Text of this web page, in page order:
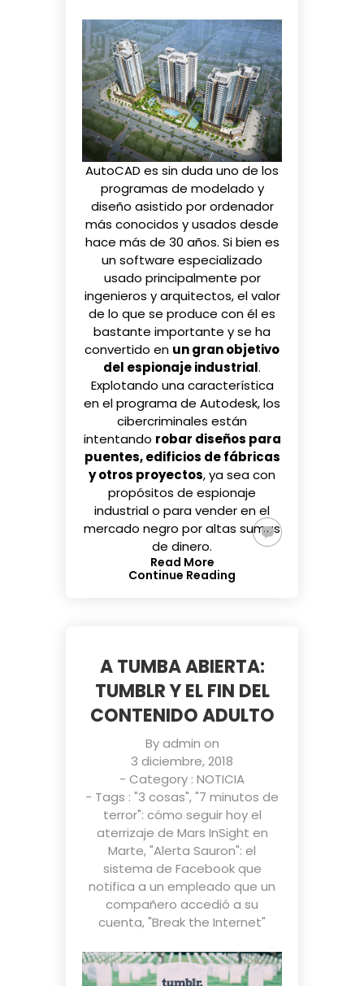
AutoCAD es sin duda uno de los
programas de modelado y
diseño asistido por ordenador
más conocidos y usados desde
hace más de 30 años. Si bien es
un software especializado
usado principalmente por
ingenieros y arquitectos, el valor
de lo que se produce con él es
bastante importante y se ha
convertido en un gran objetivo
del espionaje industrial.
Explotando una característica
en el programa de Autodesk, los
cibercriminales están
intentando robar diseños para
puentes, edificios de fábricas
y otros proyectos, ya sea con
propósitos de espionaje
industrial o para vender en el
mercado negro por altas sumas
de dinero.
Read More
Continue Reading
A TUMBA ABIERTA:
TUMBLR Y EL FIN DEL
CONTENIDO ADULTO
Byadmin on
3 diciembre, 2018
- Category : NOTICIA
- Tags : "3 cosas","7 minutos de
terror": cómo seguir hoy el
aterrizaje de Mars InSight en
Marte,"Alerta Sauron": el
sistema de Facebook que
notifica a un empleado que un
compañero accedió a su
cuenta,"Break the Internet"